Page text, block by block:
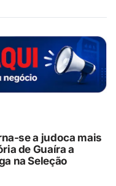
se a judoca mais
de Guaíra a
na Seleção